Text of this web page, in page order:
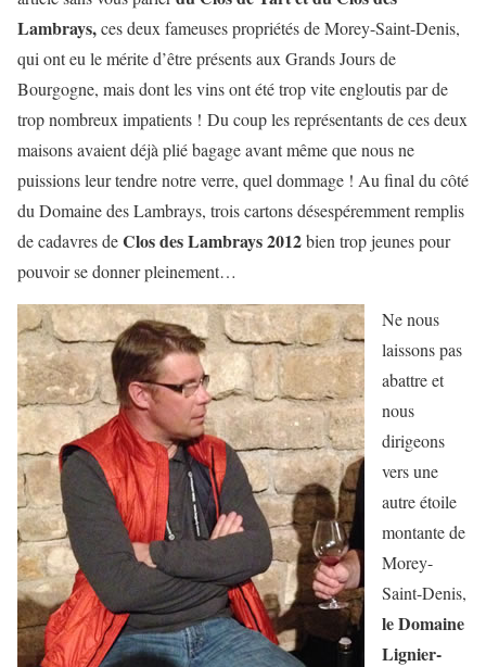
Lambrays,ces deux fameuses propriétés de Morey-Saint-Denis,
qui ont eu le mérite d’être présents aux Grands Jours de
Bourgogne, mais dont les vins ont été trop vite engloutis par de
trop nombreux impatients ! Du coup les représentants de ces deux
maisons avaient déjà plié bagage avant même que nous ne
puissions leur tendre notre verre, quel dommage ! Au final du côté
du Domaine des Lambrays, trois cartons désespéremment remplis
de cadavres deClos des Lambrays 2012bien trop jeunes pour
pouvoir se donner pleinement…
Ne nous
laissons pas
abattre et
nous
dirigeons
vers une
autre étoile
montante de
Morey-
Saint-Denis,
le Domaine
Lignier-